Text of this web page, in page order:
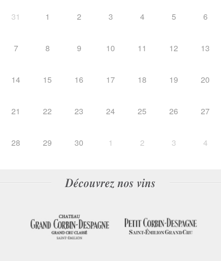
31 1 2 3 4 5 6
7 8 9 10 11 12 13
14 15 16 17 18 19 20
21 22 23 24 25 26 27
28 29 30 1 2 3 4